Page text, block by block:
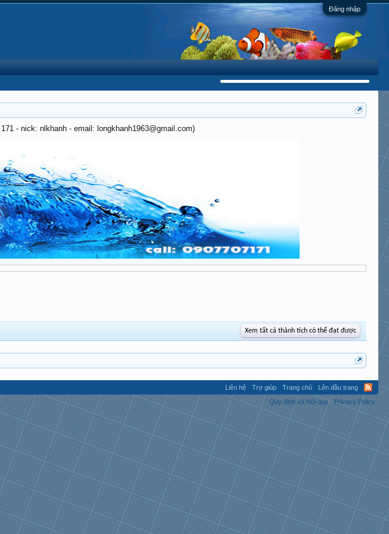
Đăng nhập
- nick: nlkhanh - email: longkhanh1963@gmail.com)
Xem tất cả thành tích có thể đạt được
Liên hệ Trợ giúp Trang chủ
Lên đầu trang
Quy định và Nội quy
Privacy Policy